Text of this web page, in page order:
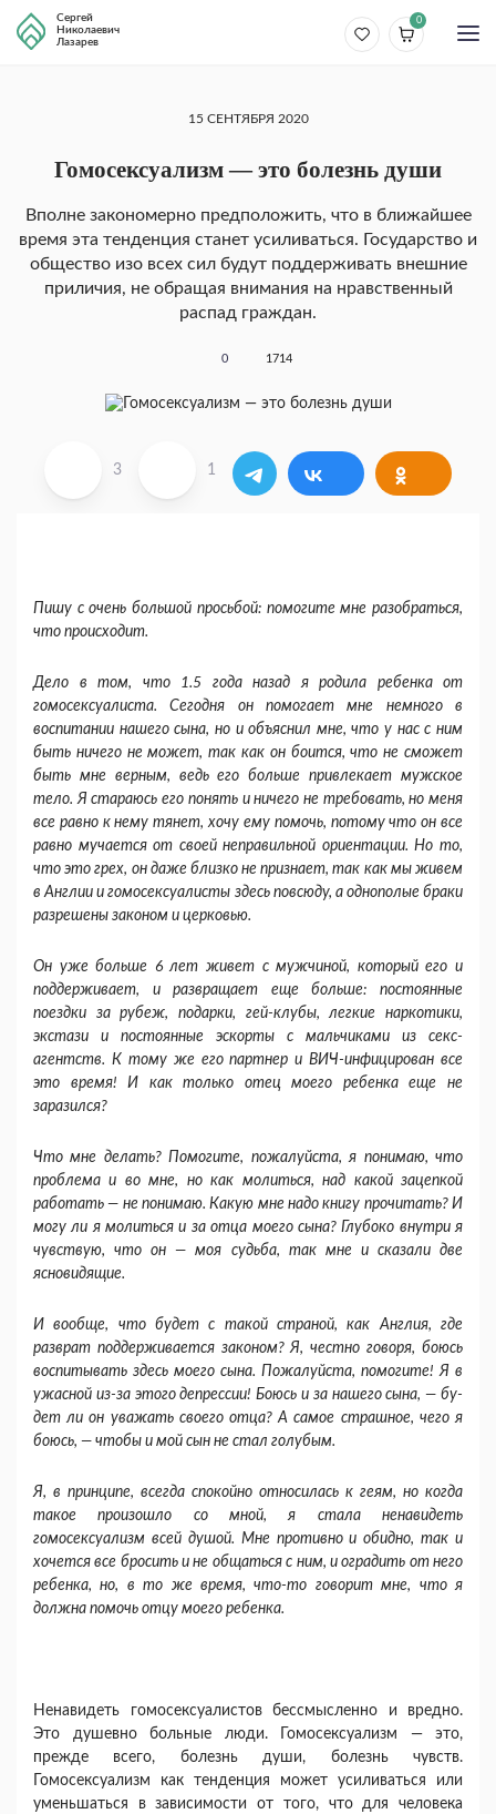
Сергей
Николаевич
Лазарев
0
15 СЕНТЯБРЯ 2020
Гомосексуализм — это болезнь души
Вполне закономерно предположить, что в ближайшее
время эта тенденция станет усиливать­ся. Государство и
общество изо всех сил будут под­держивать внешние
приличия, не обращая внима­ния на нравственный
распад граждан.
0 1714
3 1
Пишу с очень большой просьбой: помогите мне разобраться,
что происходит.
Дело в том, что 1.5 года назад я родила ребен­ка от
гомосексуалиста. Сегодня он помогает мне немного в
воспитании нашего сына, но и объяснил мне, что у нас с ним
быть ничего не может, так как он боится, что не сможет
быть мне верным, ведь его больше привлекает мужское
тело. Я стараюсь его понять и ничего не требовать, но меня
все равно к нему тянет, хочу ему помочь, потому что он все
равно мучается от своей неправильной ориентации. Но то,
что это грех, он даже близко не признает, так как мы живем
в Англии и гомо­сексуалисты здесь повсюду, а однополые браки
разрешены законом и церковью.
Он уже больше 6 лет живет с мужчиной, кото­рый его и
поддерживает, и развращает еще боль­ше: постоянные
поездки за рубеж, подарки, гей-клубы, легкие наркотики,
экстази и постоян­ные эскорты с мальчиками из секс-
агентств. К тому же его партнер и ВИЧ-инфицирован все
это время! И как только отец моего ребенка еще не
заразился?
Что мне делать? Помогите, пожалуйста, я по­нимаю, что
проблема и во мне, но как молиться, над какой зацепкой
работать — не понимаю. Ка­кую мне надо книгу прочитать? И
могу ли я мо­литься и за отца моего сына? Глубоко внутри я
чувствую, что он — моя судьба, так мне и сказа­ли две
ясновидящие.
И вообще, что будет с такой страной, как Англия, где
разврат поддерживается законом? Я, честно говоря, боюсь
воспитывать здесь моего сына. Пожалуйста, помогите! Я в
ужасной из-за этого депрессии! Боюсь и за нашего сына, — бу­
дет ли он уважать своего отца? А самое страш­ное, чего я
боюсь, — чтобы и мой сын не стал го­лубым.
Я, в принципе, всегда спокойно относилась к геям, но когда
такое произошло со мной, я стала ненавидеть
гомосексуализм всей душой. Мне про­тивно и обидно, так и
хочется все бросить и не общаться с ним, и оградить от него
ребенка, но, в то же время, что-то говорит мне, что я
должна помочь отцу моего ребенка.
Ненавидеть гомосексуалистов бессмысленно и вредно.
Это душевно больные люди. Гомосексуа­лизм — это,
прежде всего, болезнь души, болезнь чувств.
Гомосексуализм как тенденция может уси­ливаться или
уменьшаться в зависимости от того, что для человека